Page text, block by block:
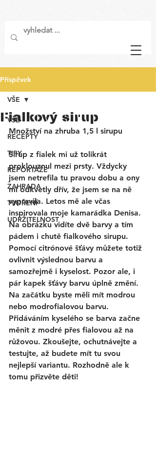
Příspěvek
VŠE
RECEPTY
TIPY
REPORTÁŽE
ZAHRADA
TVOŘENÍ
UDRŽITELNOST
VŠE
Fialkový sirup
Množství na zhruba 1,5 l sirupu
Sirup z fialek mi už tolikrát
proklouznul mezi prsty. Vždycky
jsem netrefila tu pravou dobu a ony
mi odkvetly dřív, že jsem se na ně
vypravila. Letos mě ale včas
inspirovala moje kamarádka Denisa.
Na obrázku vidíte dvě barvy a tím
pádem i chutě fialkového sirupu.
Pomocí citrónové šťávy můžete totiž
ovlivnit výslednou barvu a
samozřejmě i kyselost. Pozor ale, i
pár kapek šťávy barvu úplně změní.
Na začátku byste měli mít modrou
nebo modrofialovou barvu.
Přidáváním kyselého se barva začne
měnit z modré přes fialovou až na
růžovou. Zkoušejte, ochutnávejte a
testujte, až budete mít tu svou
nejlepší variantu. Rozhodně ale k
tomu přizvěte děti!